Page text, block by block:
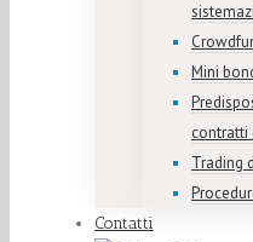
Mini
contratti
Trading
Contatti